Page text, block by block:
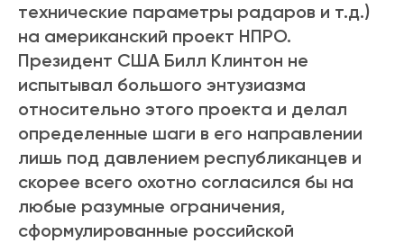
технические параметры радаров и т.д.)
на американский проект НПРО.
Президент США Билл Клинтон не
испытывал большого энтузиазма
относительно этого проекта и делал
определенные шаги в его направлении
лишь под давлением республиканцев и
скорее всего охотно согласился бы на
любые разумные ограничения,
сформулированные российской